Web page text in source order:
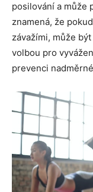
posilování a může
znamená, že
závažími, může
volbou pro
prevenci